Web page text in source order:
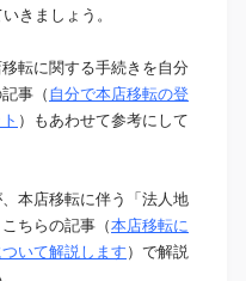
きましょう。
転に関する手続きを自分
事（ 自分で本店移転の登
）もあわせて参考にして
本店移転に伴う「法人地
ちらの記事（本店移転に
いて解説します ）で解説